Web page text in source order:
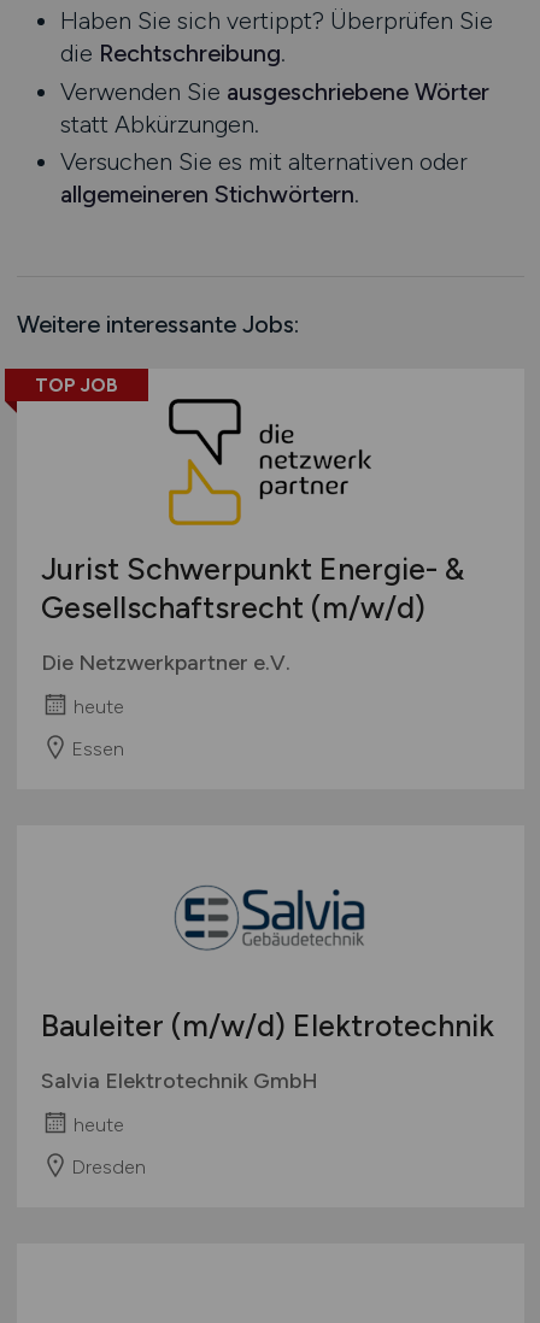
Rheinland-Pfalz
Saarland
Sachsen
Sachsen-Anhalt
Schleswig-Holstein
Thüringen
Europa
International
Haben Sie sich vertippt? Überprüfen Sie
die Rechtschreibung.
Verwenden Sie ausgeschriebene Wörter
statt Abkürzungen.
Versuchen Sie es mit alternativen oder
allgemeineren Stichwörtern.
Weitere interessante Jobs:
TOP JOB
Jurist Schwerpunkt Energie- &
Gesellschaftsrecht (m/w/d)
Die Netzwerkpartner e.V.
heute
Essen
Bauleiter (m/w/d) Elektrotechnik
Salvia Elektrotechnik GmbH
heute
Dresden